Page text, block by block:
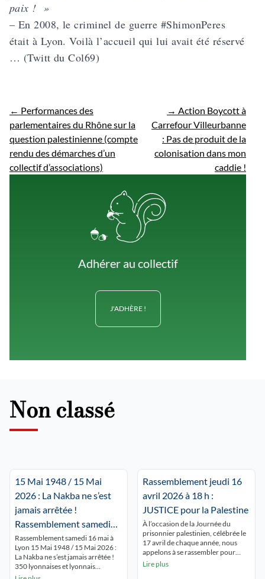
paix ! »
– En 2008, le criminel de guerre #ShimonPeres
était à Lyon. Voilà l’accueil qui lui avait été réservé
… (Twitt du Col69)
← Performances des
parlementaires du Rhône sur la
question palestinienne (compte
rendu des démarches d’un
collectif d’associations)
→ Action Boycott à
Carrefour Villeurbanne
: Pas de produit de la
colonisation dans mon
caddie !
Adhérer au collectif
J'ADHÈRE !
Non classé
15 Mai 1948 / 15 Mai
2026 : La Nakba ne s’est
jamais arrêtée !
Rassemblement samedi
16 mai à Lyon Place de la
République 15 h.
Rassemblement samedi 16 mai à
Lyon 15 Mai 1948 / 15 Mai 2026 :
La Nakba ne s’est jamais arrêtée !
350 lyonnaises et lyonnais
commémorent la NAKBA
Rassemblement jeudi 16
avril 2026 à 18 h :
JUSTICE pour la Palestine
À l’occasion de la Journée du
prisonnier palestinien, célébrée le
17 avril de chaque année, nous
appelons à se rassembler pour
rendre hommage à tous les
Lire plus